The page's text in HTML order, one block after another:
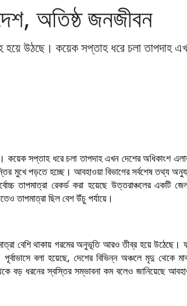
অতিষ্ঠ জনজীবন
হয়ে উঠছে। কয়েক সপ্তাহ ধরে চলা তাপদাহ
কয়েক সপ্তাহ ধরে চলা তাপদাহ এখন দেশের অধিকাংশ
মুখে পড়তে হচ্ছে। আবহাওয়া বিভাগের সর্বশেষ তথ্য
তাপমাত্রা রেকর্ড করা হয়েছে উত্তরাঞ্চলের একটি
তাপমাত্রা ছিল বেশ উঁচু পর্যায়ে।
মাত্রা বেশি থাকায় গরমের অনুভূতি আরও তীব্র হয়ে উঠেছে।
বলা হয়েছে, দেশের বিভিন্ন অঞ্চলে মৃদু থেকে
বড় ধরনের স্বস্তির সম্ভাবনা কম বলেও জানিয়েছে